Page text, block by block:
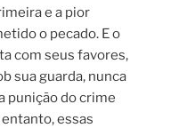
e a pior
o pecado. E o
com seus favores,
sua guarda, nunca
punição do crime
essas